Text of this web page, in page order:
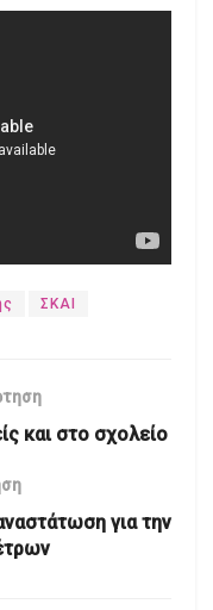
ΣΚΑΙ
και στο σχολείο
για την